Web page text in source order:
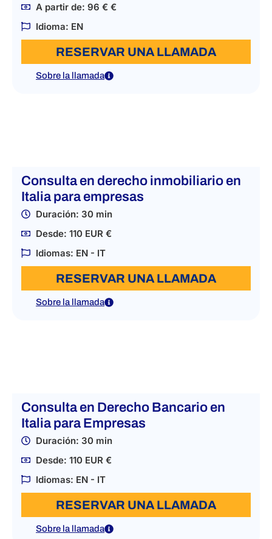
A partir de: 96 € €
Idioma: EN
RESERVAR UNA LLAMADA
Sobre la llamada
Consulta en derecho inmobiliario en
Italia para empresas
Duración: 30 min
Desde: 110 EUR €
Idiomas: EN - IT
RESERVAR UNA LLAMADA
Sobre la llamada
Consulta en Derecho Bancario en
Italia para Empresas
Duración: 30 min
Desde: 110 EUR €
Idiomas: EN - IT
RESERVAR UNA LLAMADA
Sobre la llamada